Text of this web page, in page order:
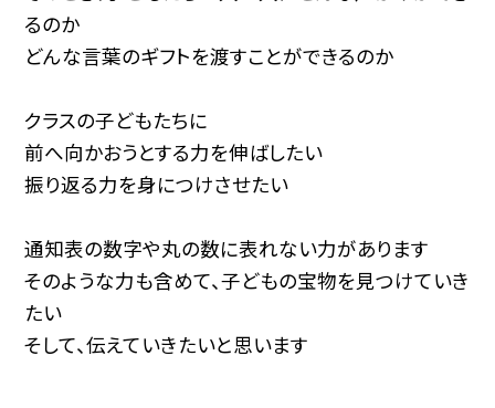
るのか
どんな言葉のギフトを渡すことができるのか
クラスの子どもたちに
前へ向かおうとする力を伸ばしたい
振り返る力を身につけさせたい
通知表の数字や丸の数に表れない力があります
そのような力も含めて、子どもの宝物を見つけていき
たい
そして、伝えていきたいと思います